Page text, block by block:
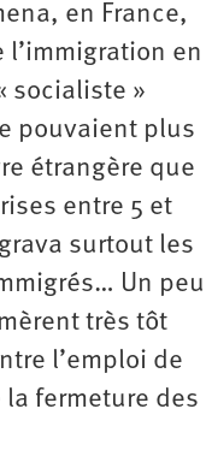
en France,
en
socialiste »
pouvaient plus
étrangère que
entre 5 et
surtout les
Un peu
très tôt
l’emploi de
fermeture des